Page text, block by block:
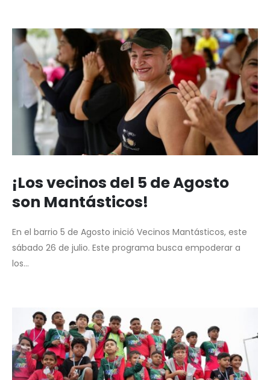
¡Los vecinos del 5 de Agosto
son Mantásticos!
En el barrio 5 de Agosto inició Vecinos Mantásticos, este
sábado 26 de julio. Este programa busca empoderar a
los...